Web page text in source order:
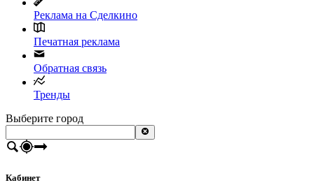
Реклама на Сделкино
Печатная реклама
Обратная связь
Тренды
Выберите город
Кабинет